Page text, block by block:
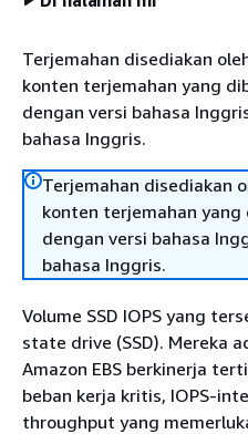
Terjemahan disediakan
konten terjemahan yang
dengan versi bahasa
bahasa Inggris.
Terjemahan disediakan
konten terjemahan
dengan versi bahasa
bahasa Inggris.
Volume SSD IOPS yang
state drive (SSD). Mereka
Amazon EBS berkinerja
beban kerja kritis, IOPS-
throughput yang